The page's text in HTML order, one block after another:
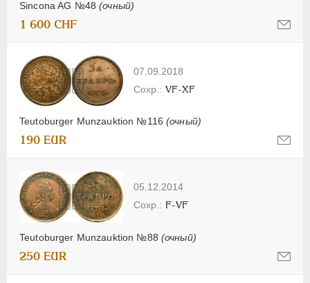
Sincona AG №48(очный)
1 600 CHF
07.09.2018
Teutoburger Munzauktion №116(очный)
VF-XF
190 EUR
05.12.2014
Teutoburger Munzauktion №88 (очный)
F-VF
250 EUR